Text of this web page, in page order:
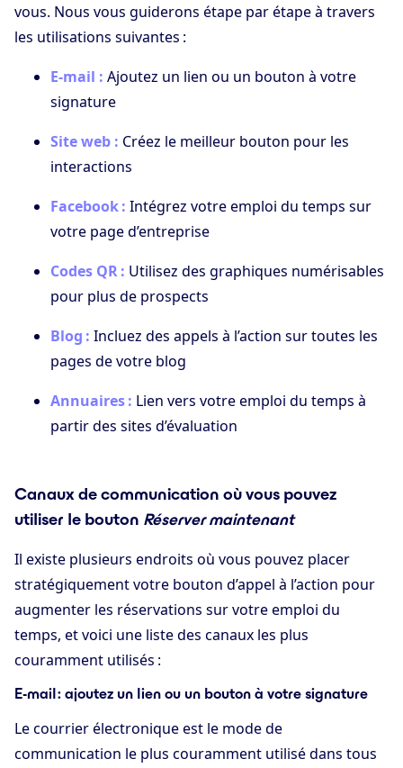
vous. Nous vous guiderons étape par étape à travers
les utilisations suivantes :
E-mail : Ajoutez un lien ou un bouton à votre
signature
Site web : Créez le meilleur bouton pour les
interactions
Facebook : Intégrez votre emploi du temps sur
votre page d’entreprise
Codes QR : Utilisez des graphiques numérisables
pour plus de prospects
Blog : Incluez des appels à l’action sur toutes les
pages de votre blog
Annuaires : Lien vers votre emploi du temps à
partir des sites d’évaluation
Canaux de communication où vous pouvez
utiliser le bouton Réserver maintenant
Il existe plusieurs endroits où vous pouvez placer
stratégiquement votre bouton d’appel à l’action pour
augmenter les réservations sur votre emploi du
temps, et voici une liste des canaux les plus
couramment utilisés :
E-mail : ajoutez un lien ou un bouton à votre signature
Le courrier électronique est le mode de
communication le plus couramment utilisé dans tous